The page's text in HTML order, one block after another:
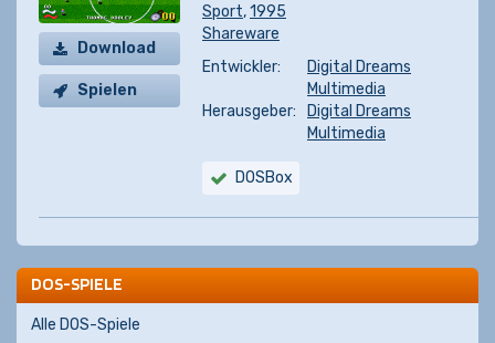
Download
Spielen
Sport,1995
Shareware
Entwickler:
Digital Dreams
Multimedia
Herausgeber:
Digital Dreams
Multimedia
DOSBox
DOS-SPIELE
Alle DOS-Spiele